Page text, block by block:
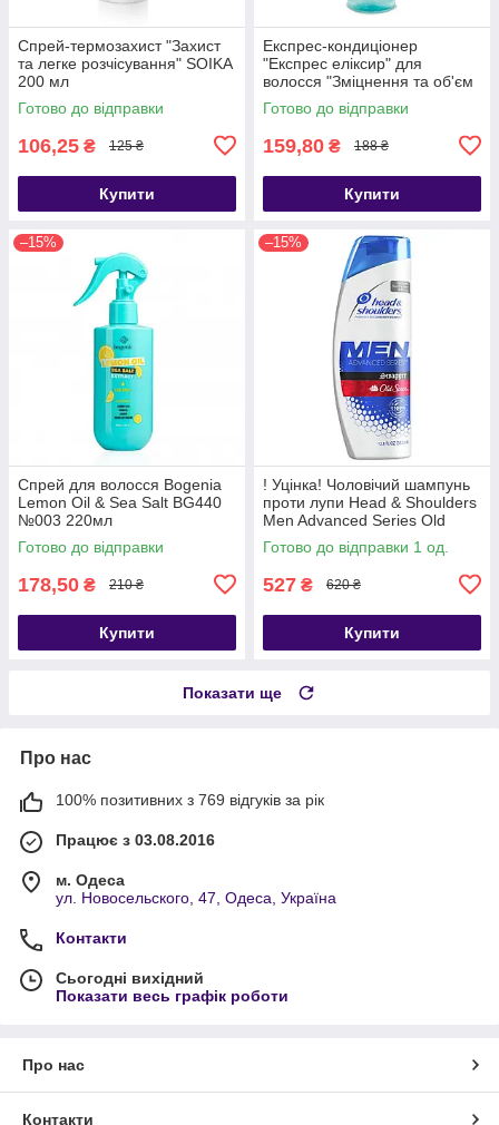
Спрей-термозахист "Захист
та легке розчісування" SOIKA
200 мл
Готово до відправки
106,25 ₴ 125 ₴
Купити
Експрес-кондиціонер
"Експрес еліксир" для
волосся "Зміцнення та об'єм
Soika 200 мл
Готово до відправки
159,80 ₴ 188 ₴
Купити
–15%
Спрей для волосся Bogenia
Lemon Oil & Sea Salt BG440
№003 220мл
Готово до відправки
178,50 ₴ 210 ₴
Купити
–15%
! Уцінка! Чоловічий шампунь
проти лупи Head & Shoulders
Men Advanced Series Old
Spice Swagger 370 мл (США)
Готово до відправки 1 од.
527 ₴ 620 ₴
Купити
Показати ще
Про нас
100% позитивних з 769 відгуків за рік
Працює з 03.08.2016
м. Одеса
ул. Новосельского, 47, Одеса, Україна
Контакти
Сьогодні вихідний
Показати весь графік роботи
Про нас
Контакти